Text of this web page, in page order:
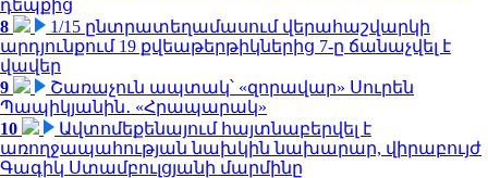
դեպքից
8
1/15 ընտրատեղամասում վերահաշվարկի
արդյունքում 19 քվեաթերթիկներից 7-ը ճանաչվել է
վավեր
9
Շառաչուն ապտակ՝ «զորավար» Սուրեն
Պապիկյանին․ «Հրապարակ»
10
Ավտոմեքենայում հայտնաբերվել է
առողջապահության նախկին նախարար, վիրաբույժ
Գագիկ Ստամբուլցյանի մարմինը